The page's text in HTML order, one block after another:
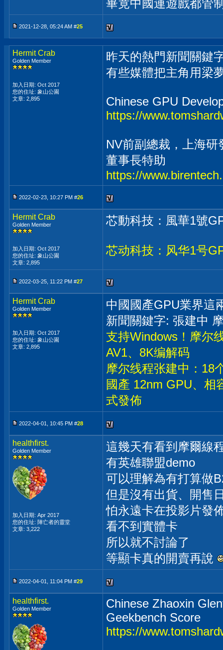
畢竟中國連遊戲都管
2021-12-28, 05:24 AM #25
Hermit Crab
Golden Member
加入日期: Oct 2017
您的住址: 象山公園
文章: 2,895
昨天的熱門新聞關鍵
有些媒體把主角用梁
Chinese GPU
https://
NV前副總裁，上海
董事長特助
https://
2022-02-23, 10:27 PM #26
Hermit Crab
Golden Member
加入日期: Oct 2017
您的住址: 象山公園
文章: 2,895
芯動科技：風華1號
芯动科技：风华1号
2022-03-25, 11:22 PM #27
Hermit Crab
Golden Member
加入日期: Oct 2017
您的住址: 象山公園
文章: 2,895
中國國產GPU業界這
新聞關鍵字: 張建中
支持Windows！摩尔
AV1、8K编解码
摩尔线程张建中：18
國產 12nm GPU、相
式發佈
2022-04-01, 10:45 PM #28
healthfirst.
Golden Member
加入日期: Apr 2017
您的住址: 陣亡者的靈堂
文章: 3,222
這幾天有看到摩爾線
有英雄聯盟demo
可以理解為有打算做
但是沒有出貨、開售
怕永遠卡在投影片發
看不到實體卡
所以就不討論了
等顯卡真的開賣再說
2022-04-01, 11:04 PM #29
healthfirst.
Golden Member
Chinese Zhaoxin
Geekbench Score
https://